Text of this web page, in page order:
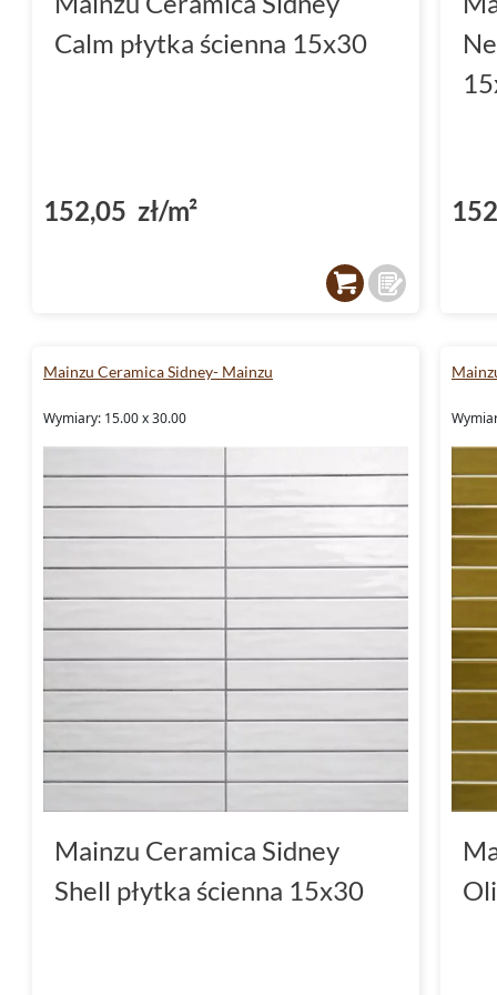
Calm płytka ścienna 15x30
152,05 zł/m²
Mainzu Ceramica Sidney- Mainzu
Wymiary: 15.00 x 30.00
Mainzu Ceramica Sidney
Shell płytka ścienna 15x30